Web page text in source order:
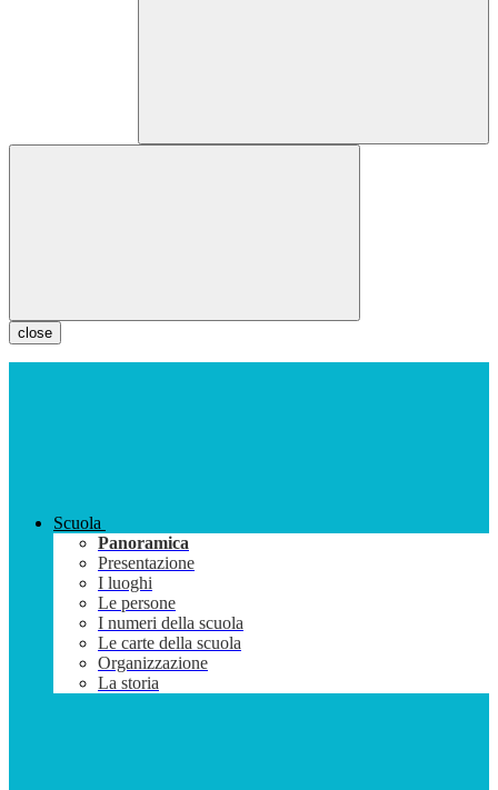
close
Scuola
Panoramica
Presentazione
I luoghi
Le persone
I numeri della scuola
Le carte della scuola
Organizzazione
La storia